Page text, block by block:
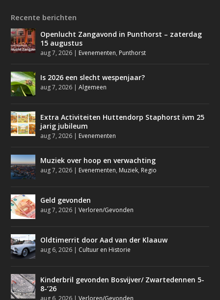
Recente berichten
Openlucht Zangavond in Punthorst – zaterdag
15 augustus
aug 7, 2026 | Evenementen, Punthorst
Is 2026 een slecht wespenjaar?
aug 7, 2026 |Algemeen
Extra Activiteiten Huttendorp Staphorst ivm 25
jarig jubileum
aug 7, 2026 | Evenementen
Muziek over hoop en verwachting
aug 7, 2026 | Evenementen, Muziek, Regio
Geld gevonden
aug 7, 2026 |Verloren/Gevonden
Oldtimerrit door Aad van der Klaauw
aug 6, 2026 | Cultuur en Historie
Kinderbril gevonden Bosvijver/ Zwartedennen 5-
8-’26
aug 6, 2026 |Verloren/Gevonden